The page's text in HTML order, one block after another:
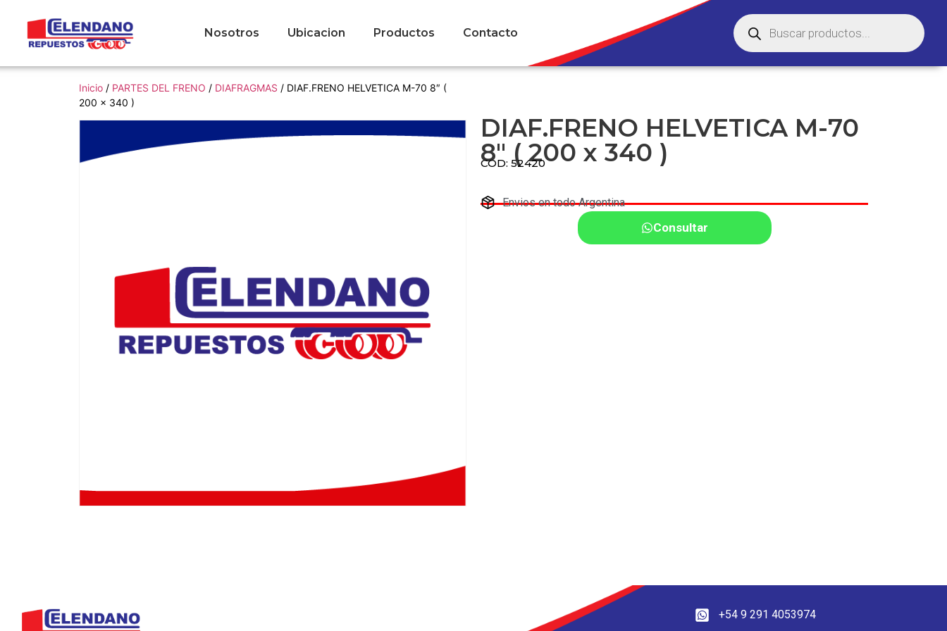
Nosotros Ubicacion Productos Contacto
Inicio / PARTES DEL FRENO / DIAFRAGMAS / DIAF.FRENO HELVETICA M-70 8″ (
200 x 340 )
DIAF.FRENO HELVETICA M-70
8″ ( 200 x 340 )
COD: 52420
Envios en todo Argentina
Consultar
+54 9 291 4053974